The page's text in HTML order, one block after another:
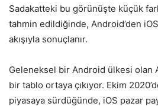
Sadakatteki bu görünüşte küçük
tahmin edildiğinde, Android’den
akışıyla sonuçlanır.
Geleneksel bir Android ülkesi olan
bir tablo ortaya çıkıyor. Ekim
piyasaya sürdüğünde, iOS pazar